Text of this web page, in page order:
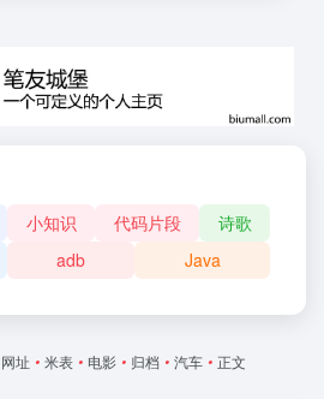
小知识 代码片段
诗歌
adb Java
网址 • 米表 • 电影 • 归档 • 汽车 • 正文